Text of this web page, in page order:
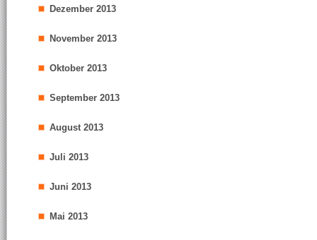
Dezember 2013
November 2013
Oktober 2013
September 2013
August 2013
Juli 2013
Juni 2013
Mai 2013